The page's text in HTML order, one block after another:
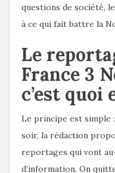
questions de société,
à ce qui fait battre la
Le
France 3
c’est quoi
Le principe est simple
soir, la rédaction
reportages qui vont
d’information. On